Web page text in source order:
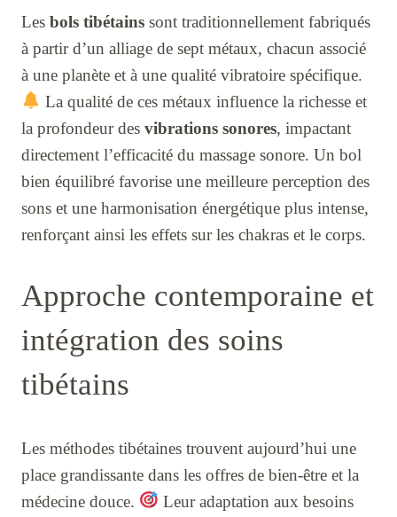
Les bols tibétains sont traditionnellement fabriqués
à partir d’un alliage de sept métaux, chacun associé
à une planète et à une qualité vibratoire spécifique.
La qualité de ces métaux influence la richesse et
la profondeur des vibrations sonores, impactant
directement l’efficacité du massage sonore. Un bol
bien équilibré favorise une meilleure perception des
sons et une harmonisation énergétique plus intense,
renforçant ainsi les effets sur les chakras et le corps.
Approche contemporaine et
intégration des soins
tibétains
Les méthodes tibétaines trouvent aujourd’hui une
place grandissante dans les offres de bien-être et la
médecine douce.
Leur adaptation aux besoins